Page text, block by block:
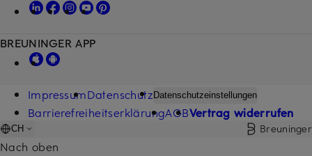
BREUNINGER APP
ImpressumDatenschutzDatenschutzeinstellungen
BarrierefreiheitserklärungAGBVertrag widerrufen
CH Breuninger
Nach oben